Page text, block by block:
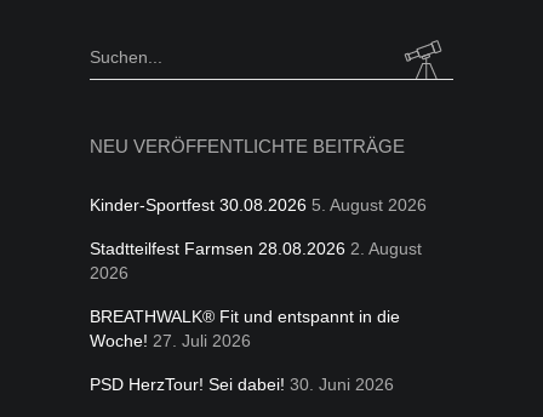
Kategorien
Search
NEU VERÖFFENTLICHTE BEITRÄGE
Kinder-Sportfest 30.08.2026 5. August 2026
Stadtteilfest Farmsen 28.08.2026 2. August
2026
BREATHWALK® Fit und entspannt in die
Woche! 27. Juli 2026
PSD HerzTour! Sei dabei! 30. Juni 2026